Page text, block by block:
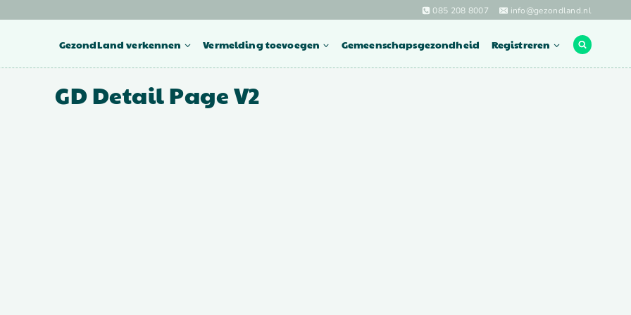
085 208 8007 info@gezondland.nl
GezondLand verkennen Vermelding toevoegen Gemeenschapsgezondheid Registreren
GD Detail Page V2